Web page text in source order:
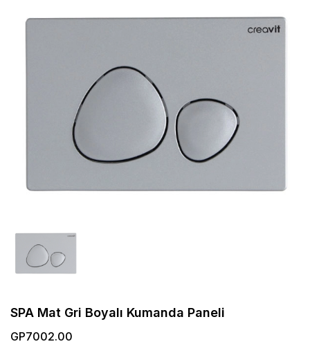
SPA Mat Gri Boyalı Kumanda Paneli
GP7002.00